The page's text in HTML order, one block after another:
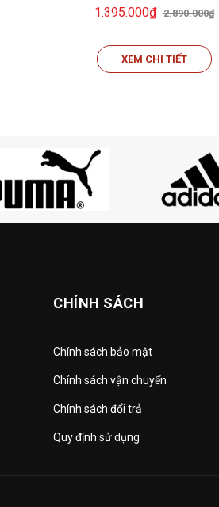
9
pickeball... Li-ning
1.395.000₫ 2.890.000₫
XEM CHI TIẾT
CHÍNH SÁCH
Chính sách bảo mật
Chính sách vận chuyển
Chính sách đổi trả
Quy định sử dụng